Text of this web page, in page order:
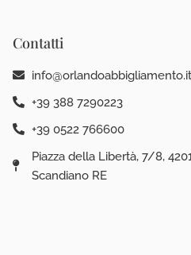
Contatti
info@orlandoabbigliamento.it
+39 388 7290223
+39 0522 766600
Piazza della Libertà, 7/8,
Scandiano RE